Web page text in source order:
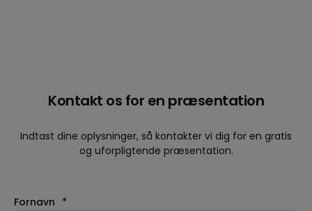
Kontakt os for en præsentation
Indtast dine oplysninger, så kontakter vi dig for en gratis
og uforpligtende præsentation.
Fornavn *